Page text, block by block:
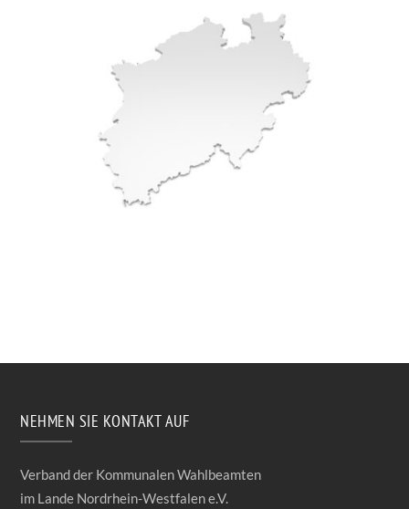
NEHMEN SIE KONTAKT AUF
Verband der Kommunalen Wahlbeamten
im Lande Nordrhein-Westfalen e.V.